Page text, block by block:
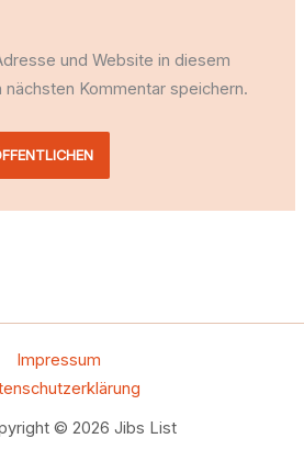
und Website in diesem
Kommentar speichern.
Impressum
© 2026 Jibs List